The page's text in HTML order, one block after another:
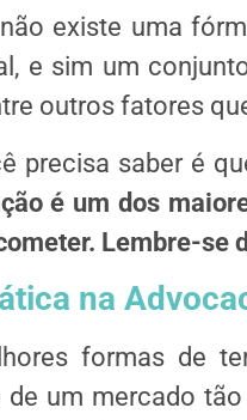
existe uma
e sim um
outros fatores
precisa saber é
é um dos
Lembre-se
na
formas de
de um mercado